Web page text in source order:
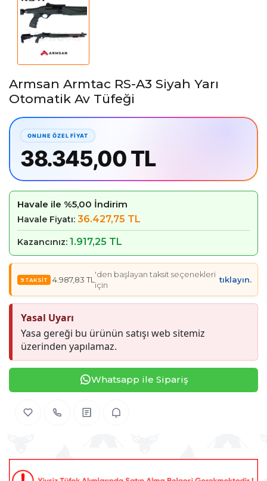
Armsan Armtac RS-A3 Siyah Yarı
Otomatik Av Tüfeği
38.345,00 TL
Havale ile %5,00 İndirim
Havale Fiyatı: 36.427,75 TL
Kazancınız: 1.917,25 TL
4.987,83 TL
'den başlayan taksit seçenekleri
için
tıklayın.
Yasal Uyarı
Yasa gereği bu ürünün satışı web sitemiz
üzerinden yapılamaz.
Whatsapp ile Sipariş